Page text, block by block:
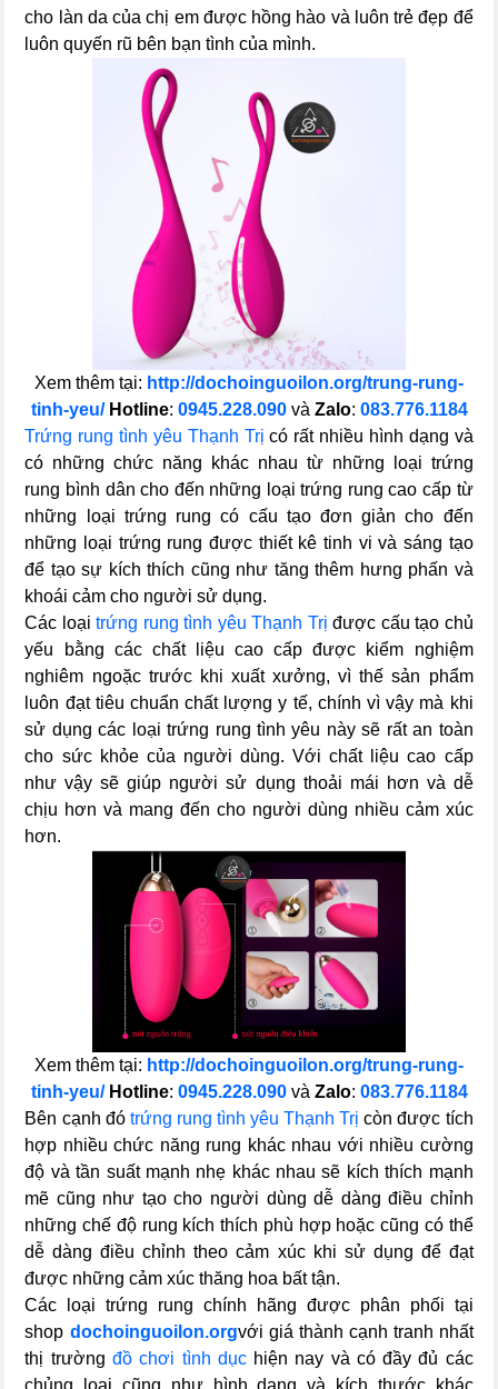
cho làn da của chị em được hồng hào và luôn trẻ đẹp để
luôn quyến rũ bên bạn tình của mình.
Xem thêm tại: http://dochoinguoilon.org/trung-rung-
tinh-yeu/ Hotline: 0945.228.090và Zalo: 083.776.1184
Trứng rung tình yêu Thạnh Trị có rất nhiều hình dạng và
có những chức năng khác nhau từ những loại trứng
rung bình dân cho đến những loại trứng rung cao cấp từ
những loại trứng rung có cấu tạo đơn giản cho đến
những loại trứng rung được thiết kê tinh vi và sáng tạo
để tạo sự kích thích cũng như tăng thêm hưng phấn và
khoái cảm cho người sử dụng.
Các loạitrứng rung tình yêu Thạnh Trị được cấu tạo chủ
yếu bằng các chất liệu cao cấp được kiểm nghiệm
nghiêm ngoặc trước khi xuất xưởng, vì thế sản phẩm
luôn đạt tiêu chuẩn chất lượng y tế, chính vì vậy mà khi
sử dụng các loại trứng rung tình yêu này sẽ rất an toàn
cho sức khỏe của người dùng. Với chất liệu cao cấp
như vậy sẽ giúp người sử dụng thoải mái hơn và dễ
chịu hơn và mang đến cho người dùng nhiều cảm xúc
hơn.
Xem thêm tại: http://dochoinguoilon.org/trung-rung-
tinh-yeu/Hotline: 0945.228.090và Zalo: 083.776.1184
Bên cạnh đó trứng rung tình yêu Thạnh Trị còn được tích
hợp nhiều chức năng rung khác nhau với nhiều cường
độ và tần suất mạnh nhẹ khác nhau sẽ kích thích mạnh
mẽ cũng như tạo cho người dùng dễ dàng điều chỉnh
những chế độ rung kích thích phù hợp hoặc cũng có thể
dễ dàng điều chỉnh theo cảm xúc khi sử dụng để đạt
được những cảm xúc thăng hoa bất tận.
Các loại trứng rung chính hãng được phân phối tại
shop dochoinguoilon.orgvới giá thành cạnh tranh nhất
thị trường đồ chơi tình dụchiện nay và có đầy đủ các
chủng loại cũng như hình dạng và kích thước khác